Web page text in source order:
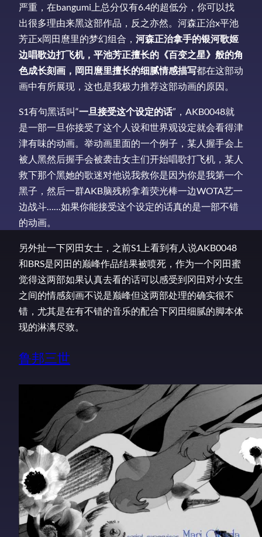
严重，在bangumi上总分仅有6.4的超低分，你可以找
出很多理由来黑这部作品，反之亦然。河森正治x平池
芳正x岡田麿里的梦幻组合， 河森正治拿手的银河歌姬
边唱歌边打飞机，平池芳正擅长的《百变之星》般的角
色成长刻画，岡田麿里擅长的细腻情感描写都在这部动
画中有所展现，这也是我极力推荐这部动画的原因。
S1有句黑话叫“一旦接受这个设定的话”，AKB0048就
是一部一旦你接受了这个人设和世界观设定就会看得津
津有味的动画。举动画里面的一个例子，某人握手会上
被人黑然后握手会被袭击女主们开始唱歌打飞机，某人
救下那个黑她的歌迷对他说我救你是因为你是我第一个
黑子，然后一群AKB脑残粉拿着荧光棒一边WOTA艺一
边战斗……如果你能接受这个设定的话真的是一部不错
的动画。
另外扯一下冈田女士，之前S1上看到有人说AKB0048
和BRS是冈田的巅峰作品结果被喷死，作为一个冈田蜜
觉得这两部如果认真去看的话可以感受到冈田对小女生
之间的情感刻画不说是巅峰但这两部处理的确实很不
错，尤其是在有不错的音乐的配合下冈田细腻的脚本体
现的淋漓尽致。
鲁邦三世